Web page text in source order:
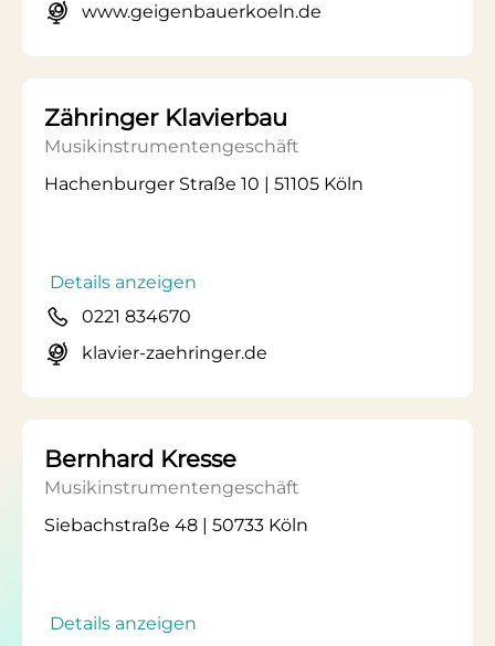
www.geigenbauerkoeln.de
Zähringer Klavierbau
Musikinstrumentengeschäft
Hachenburger Straße 10 | 51105 Köln
Details anzeigen
0221 834670
klavier-zaehringer.de
Bernhard Kresse
Musikinstrumentengeschäft
Siebachstraße 48 | 50733 Köln
Details anzeigen